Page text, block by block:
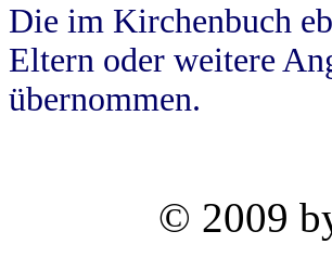
Die im Kirchenbuch
Eltern oder weitere
übernommen.
© 2009